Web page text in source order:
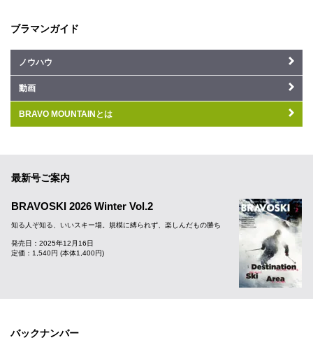
ブラマンガイド
ノウハウ
動画
BRAVO MOUNTAINとは
最新号ご案内
BRAVOSKI 2026 Winter Vol.2
知る人ぞ知る、いいスキー場。規模に縛られず、楽しんだもの勝ち
発売日：2025年12月16日
定価：1,540円 (本体1,400円)
バックナンバー